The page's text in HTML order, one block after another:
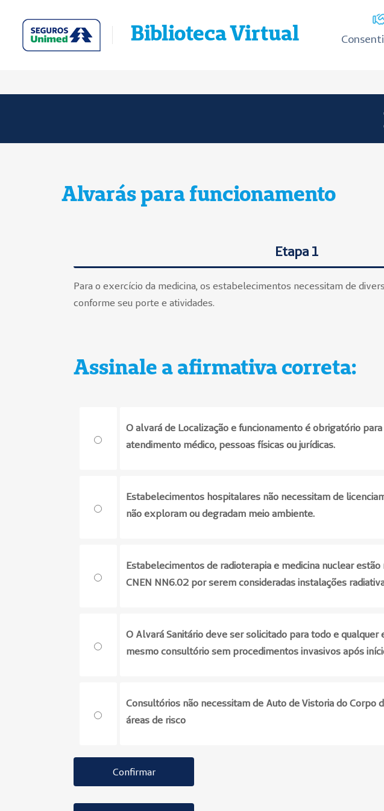
Biblioteca Virtual
Alvarás para funcionamento
Etapa 1
Para o exercício da medicina, os estabelecimentos necessitam de
conforme seu porte e atividades.
Assinale a afirmativa correta:
O alvará de Localização e funcionamento é obrigatório
atendimento médico, pessoas físicas ou jurídicas.
Estabelecimentos hospitalares não necessitam de
não exploram ou degradam meio ambiente.
Estabelecimentos de radioterapia e medicina nuclear
CNEN NN6.02 por serem consideradas instalações
O Alvará Sanitário deve ser solicitado para todo e qualquer
mesmo consultório sem procedimentos invasivos após
Consultórios não necessitam de Auto de Vistoria do Corpo
áreas de risco
Confirmar